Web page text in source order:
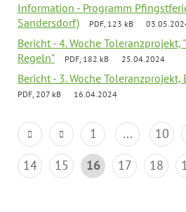
Information - Programm
Sandersdorf)
PDF, 123 kB
Bericht - 4. Woche Toleranzprojekt,
Regeln"
PDF, 182 kB 25.04.2024
Bericht - 3. Woche Toleranzprojekt,
PDF, 207 kB 16.04.2024
1 ... 10
14
15 16 17 18